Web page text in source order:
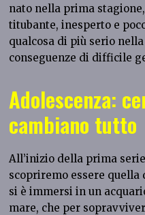
nato nella prima
titubante, inesperto e
qualcosa di più serio
conseguenze di difficile
Adolescenza:
cambiano tutto
All’inizio della prima
scopriremo essere quella
si è immersi in un
mare, che per